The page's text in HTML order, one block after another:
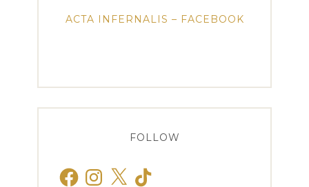
ACTA INFERNALIS – FACEBOOK
FOLLOW
FacebookInstagram
X TikTok